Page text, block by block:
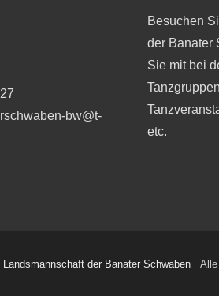
bw@t-
Besuchen
der Banater
Sie mit bei
etc.
Landsmannschaft der Banater Schwaben Alle